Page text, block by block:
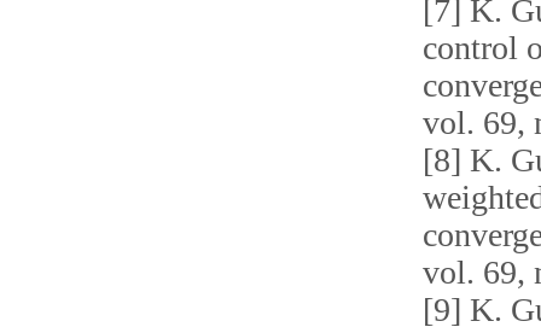
[7] K.
control
vol. 69,
[8] K.
vol. 69,
[9] K.